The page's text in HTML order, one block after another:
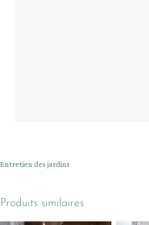
Entretien des jardins
Produits similaires